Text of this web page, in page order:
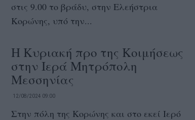
στις 9.00 το βράδυ, στην Ελεήστρια
Κορώνης, υπό την...
Η Κυριακή προ της Κοιμήσεως
στην Ιερά Μητρόπολη
Μεσσηνίας
12/08/2024 09:00
Στην πόλη της Κορώνης και στο εκεί Ιερό